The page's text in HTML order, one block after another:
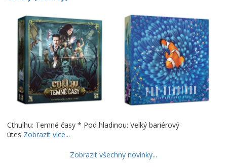
Cthulhu: Temné časy * Pod hladinou: Velký bariérový
útes Zobrazit více...
Zobrazit všechny novinky...